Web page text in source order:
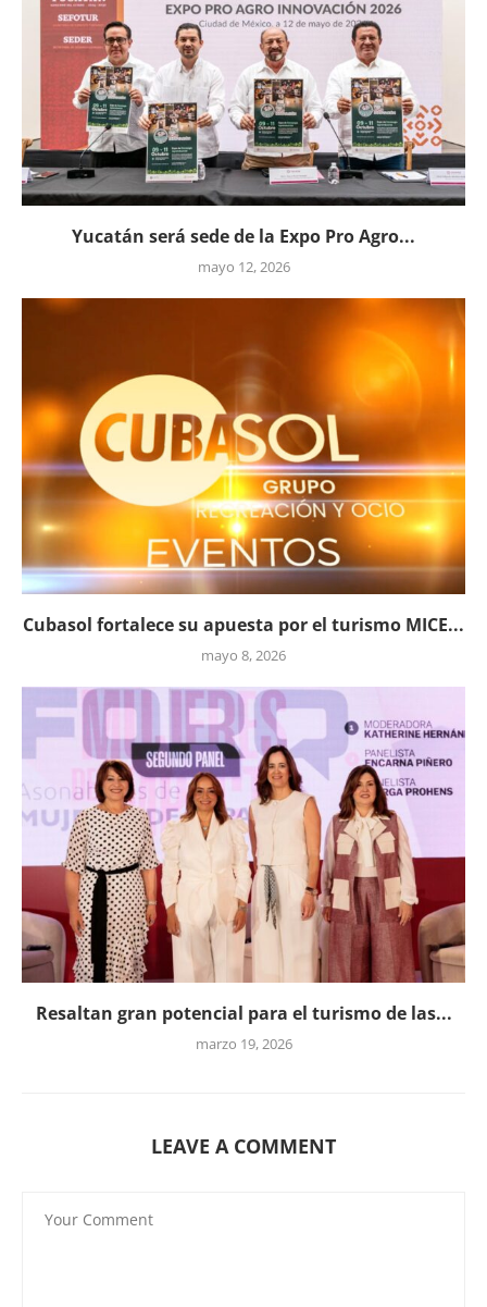
Yucatán será sede de la Expo Pro Agro...
mayo 12, 2026
Cubasol fortalece su apuesta por el turismo MICE...
mayo 8, 2026
Resaltan gran potencial para el turismo de las...
marzo 19, 2026
LEAVE A COMMENT